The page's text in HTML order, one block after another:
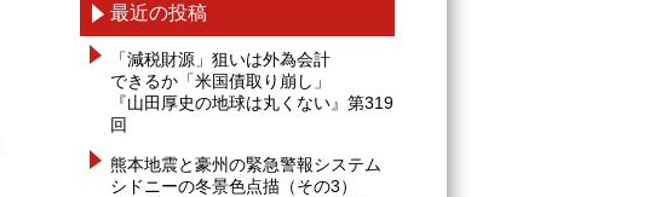
最近の投稿
「減税財源」狙いは外為会計
できるか「米国債取り崩し」
『山田厚史の地球は丸くない』第319
回
熊本地震と豪州の緊急警報システム
シドニーの冬景色点描（その3）